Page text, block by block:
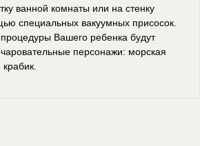
ванной комнаты или на стенку
специальных вакуумных присосок.
Вашего ребенка будут
персонажи: морская